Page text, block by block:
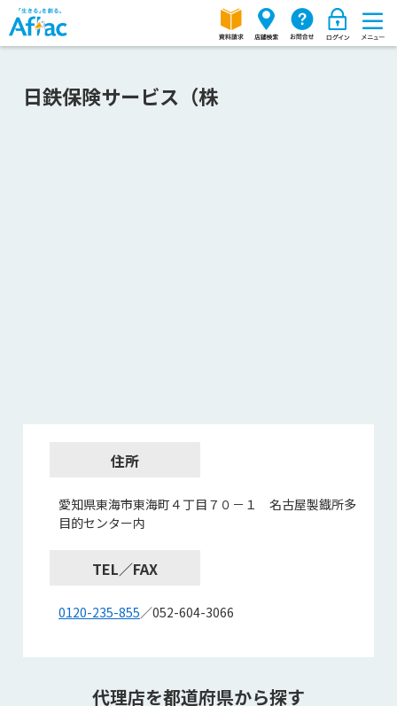
日鉄保険サービス（株
住所
愛知県東海市東海町４丁目７０－１ 名古屋製鐡所多
目的センター内
TEL／FAX
0120-235-855／052-604-3066
代理店を都道府県から探す